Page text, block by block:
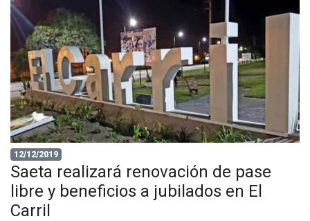
12/12/2019
Saeta realizará renovación de pase
libre y beneficios a jubilados en El
Carril